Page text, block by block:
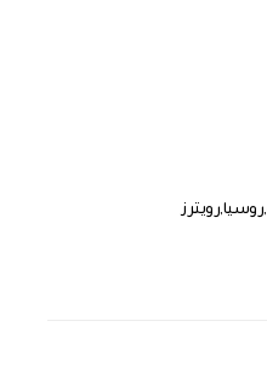
روسيارويترز